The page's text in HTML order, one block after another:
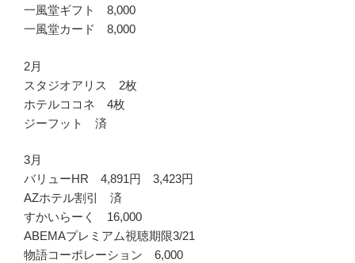
一風堂ギフト 8,000
一風堂カード 8,000
2月
スタジオアリス 2枚
ホテルココネ 4枚
ジーフット 済
3月
バリューHR 4,891円 3,423円
AZホテル割引 済
すかいらーく 16,000
ABEMAプレミアム視聴期限3/21
物語コーポレーション 6,000